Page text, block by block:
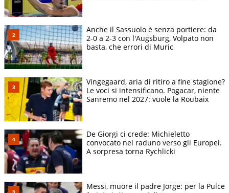
Anche il Sassuolo è senza portiere: da
2-0 a 2-3 con l'Augsburg, Volpato non
basta, che errori di Muric
Vingegaard, aria di ritiro a fine stagione?
Le voci si intensificano. Pogacar, niente
Sanremo nel 2027: vuole la Roubaix
De Giorgi ci crede: Michieletto
convocato nel raduno verso gli Europei.
A sorpresa torna Rychlicki
Messi, muore il padre Jorge: per la Pulce